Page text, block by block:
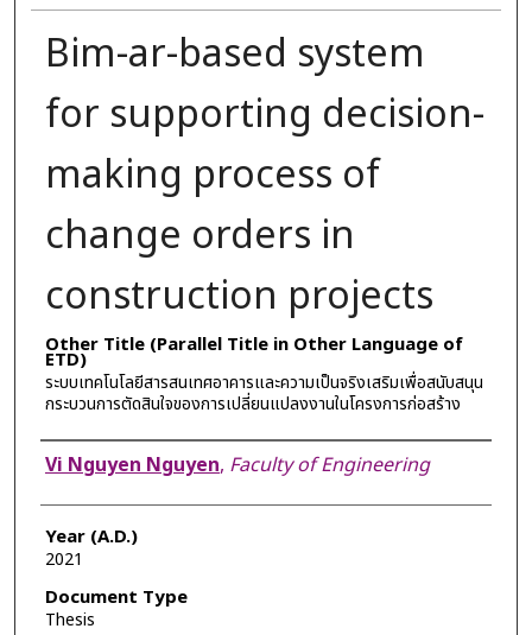
Bim-ar-based system
for supporting decision-
making process of
change orders in
construction projects
Other Title (Parallel Title in Other Language of
ETD)
ระบบเทคโนโลยีสารสนเทศอาคารและความเป็นจริงเสริมเพื่อสนับสนุน
กระบวนการตัดสินใจของการเปลี่ยนแปลงงานในโครงการก่อสร้าง
Author
Vi Nguyen Nguyen, Faculty of Engineering
Year (A.D.)
2021
Document Type
Thesis